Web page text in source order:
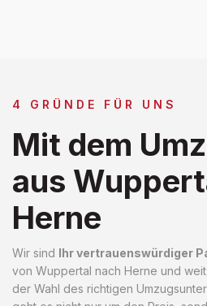
4 GRÜNDE FÜR UNS
Mit dem
aus
Herne
Wir sind Ihr vertrauenswürdiger
von Wuppertal nach Herne und
der Wahl des richtigen